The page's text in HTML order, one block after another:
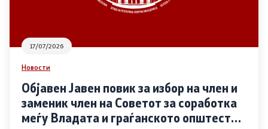
Дијалог меѓу Владата и граѓанскиот сектор
Отворени денови за иницијативи на граѓанските
организации
17/07/2026
Новости
Објавен Јавен повик за избор на член и
заменик член на Советот за соработка
меѓу Владата и граѓанското општество